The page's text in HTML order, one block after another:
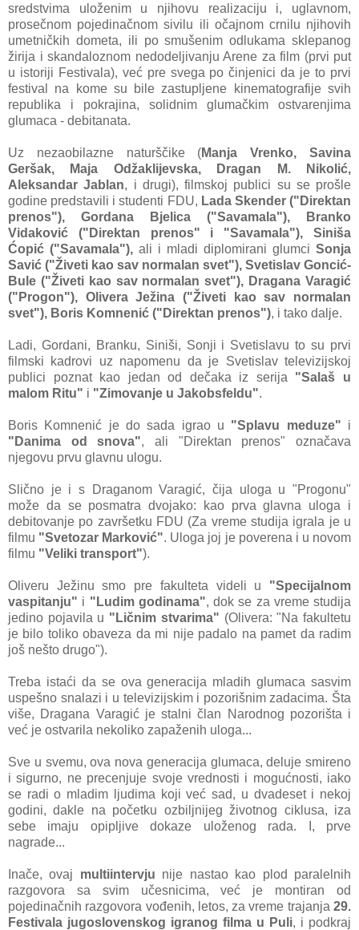
sredstvima uloženim u njihovu realizaciju i, uglavnom,
prosečnom pojedinačnom sivilu ili očajnom crnilu njihovih
umetničkih dometa, ili po smušenim odlukama sklepanog
žirija i skandaloznom nedodeljivanju Arene za film (prvi put
u istoriji Festivala), već pre svega po činjenici da je to prvi
festival na kome su bile zastupljene kinematografije svih
republika i pokrajina, solidnim glumačkim ostvarenjima
glumaca - debitanata.
Uz nezaobilazne naturščike (Manja Vrenko, Savina
Geršak, Maja Odžaklijevska, Dragan M. Nikolić,
Aleksandar Jablan, i drugi), filmskoj publici su se prošle
godine predstavili i studenti FDU, Lada Skender ("Direktan
prenos"), Gordana Bjelica ("Savamala"), Branko
Vidaković ("Direktan prenos" i "Savamala"), Siniša
Ćopić ("Savamala"), ali i mladi diplomirani glumci Sonja
Savić ("Živeti kao sav normalan svet"), Svetislav Goncić-
Bule ("Živeti kao sav normalan svet"), Dragana Varagić
("Progon"), Olivera Ježina ("Živeti kao sav normalan
svet"), Boris Komnenić ("Direktan prenos"), i tako dalje.
Ladi, Gordani, Branku, Siniši, Sonji i Svetislavu to su prvi
filmski kadrovi uz napomenu da je Svetislav televizijskoj
publici poznat kao jedan od dečaka iz serija "Salaš u
malom Ritu" i "Zimovanje u Jakobsfeldu".
Boris Komnenić je do sada igrao u "Splavu meduze" i
"Danima od snova", ali "Direktan prenos" označava
njegovu prvu glavnu ulogu.
Slično je i s Draganom Varagić, čija uloga u "Progonu"
može da se posmatra dvojako: kao prva glavna uloga i
debitovanje po završetku FDU (Za vreme studija igrala je u
filmu "Svetozar Marković". Uloga joj je poverena i u novom
filmu "Veliki transport").
Oliveru Ježinu smo pre fakulteta videli u "Specijalnom
vaspitanju" i "Ludim godinama", dok se za vreme studija
jedino pojavila u "Ličnim stvarima" (Olivera: "Na fakultetu
je bilo toliko obaveza da mi nije padalo na pamet da radim
još nešto drugo").
Treba istaći da se ova generacija mladih glumaca sasvim
uspešno snalazi i u televizijskim i pozorišnim zadacima. Šta
više, Dragana Varagić je stalni član Narodnog pozorišta i
već je ostvarila nekoliko zapaženih uloga...
Sve u svemu, ova nova generacija glumaca, deluje smireno
i sigurno, ne precenjuje svoje vrednosti i mogućnosti, iako
se radi o mladim ljudima koji već sad, u dvadeset i nekoj
godini, dakle na početku ozbiljnijeg životnog ciklusa, iza
sebe imaju opipljive dokaze uloženog rada. I, prve
nagrade...
Inače, ovaj multiintervju nije nastao kao plod paralelnih
razgovora sa svim učesnicima, već je montiran od
pojedinačnih razgovora vođenih, letos, za vreme trajanja 29.
Festivala jugoslovenskog igranog filma u Puli, i podkraj